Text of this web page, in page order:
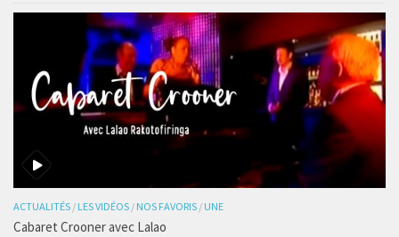
ACTUALITÉS / LES VIDÉOS / NOS FAVORIS / UNE
Cabaret Crooner avec Lalao